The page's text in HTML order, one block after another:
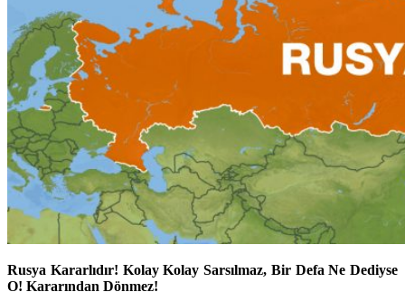
Rusya Kararlıdır! Kolay Kolay Sarsılmaz, Bir Defa Ne Dediyse
O! Kararından Dönmez!